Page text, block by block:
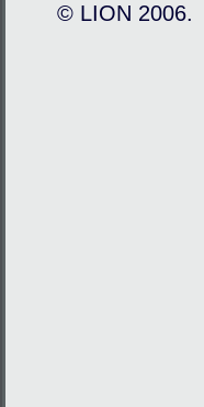
© LION 2006.